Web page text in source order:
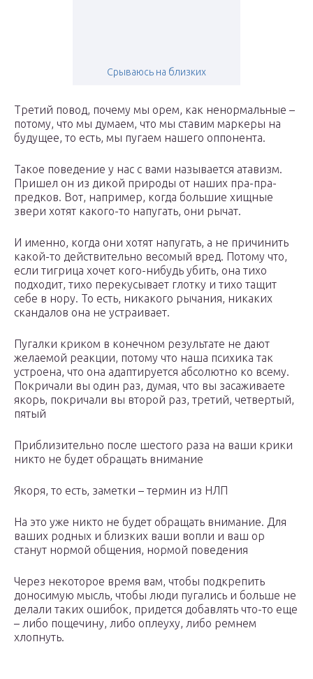
Срываюсь на близких
Третий повод, почему мы орем, как ненормальные –
потому, что мы думаем, что мы ставим маркеры на
будущее, то есть, мы пугаем нашего оппонента.
Такое поведение у нас с вами называется атавизм.
Пришел он из дикой природы от наших пра-пра-
предков. Вот, например, когда большие хищные
звери хотят какого-то напугать, они рычат.
И именно, когда они хотят напугать, а не причинить
какой-то действительно весомый вред. Потому что,
если тигрица хочет кого-нибудь убить, она тихо
подходит, тихо перекусывает глотку и тихо тащит
себе в нору. То есть, никакого рычания, никаких
скандалов она не устраивает.
Пугалки криком в конечном результате не дают
желаемой реакции, потому что наша психика так
устроена, что она адаптируется абсолютно ко всему.
Покричали вы один раз, думая, что вы засаживаете
якорь, покричали вы второй раз, третий, четвертый,
пятый
Приблизительно после шестого раза на ваши крики
никто не будет обращать внимание
Якоря, то есть, заметки – термин из НЛП
На это уже никто не будет обращать внимание. Для
ваших родных и близких ваши вопли и ваш ор
станут нормой общения, нормой поведения
Через некоторое время вам, чтобы подкрепить
доносимую мысль, чтобы люди пугались и больше не
делали таких ошибок, придется добавлять что-то еще
– либо пощечину, либо оплеуху, либо ремнем
хлопнуть.